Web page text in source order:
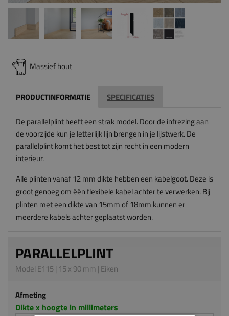
Massief hout
PRODUCTINFORMATIE SPECIFICATIES
De parallelplint heeft een strak model. Door de infrezing aan
de voorzijde kun je letterlijk lijn brengen in je lijstwerk. De
parallelplint komt het best tot zijn recht in een modern
interieur.
Alle plinten vanaf 12 mm dikte hebben een kabelgoot. Deze is
groot genoeg om één flexibele kabel achter te verwerken. Bij
plinten met een dikte van 15mm of 18mm kunnen er
meerdere kabels achter geplaatst worden.
PARALLELPLINT
Model E115 | 15 x 90 mm | Eiken
Afmeting
Dikte x hoogte in millimeters